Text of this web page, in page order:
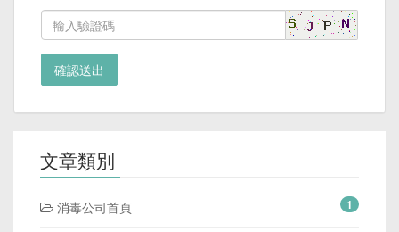
確認送出
文章類別
消毒公司首頁 1